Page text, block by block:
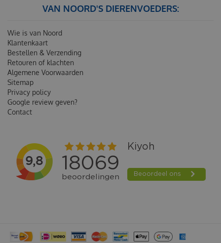
VAN NOORD'S DIERENVOEDERS:
Wie is van Noord
Klantenkaart
Bestellen & Verzending
Retouren of klachten
Algemene Voorwaarden
Sitemap
Privacy policy
Google review geven?
Contact